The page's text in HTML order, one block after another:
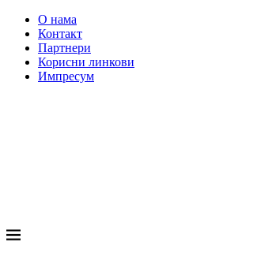
О нама
Контакт
Партнери
Корисни линкови
Импресум